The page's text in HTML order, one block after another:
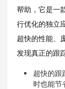
帮助，它是一
行优化的独立
超快的性能、
发现真正的跟
超快的跟
时也能节